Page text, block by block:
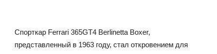
Спорткар Ferrari 365GT4 Berlinetta Boxer,
представленный в 1963 году, стал откровением для